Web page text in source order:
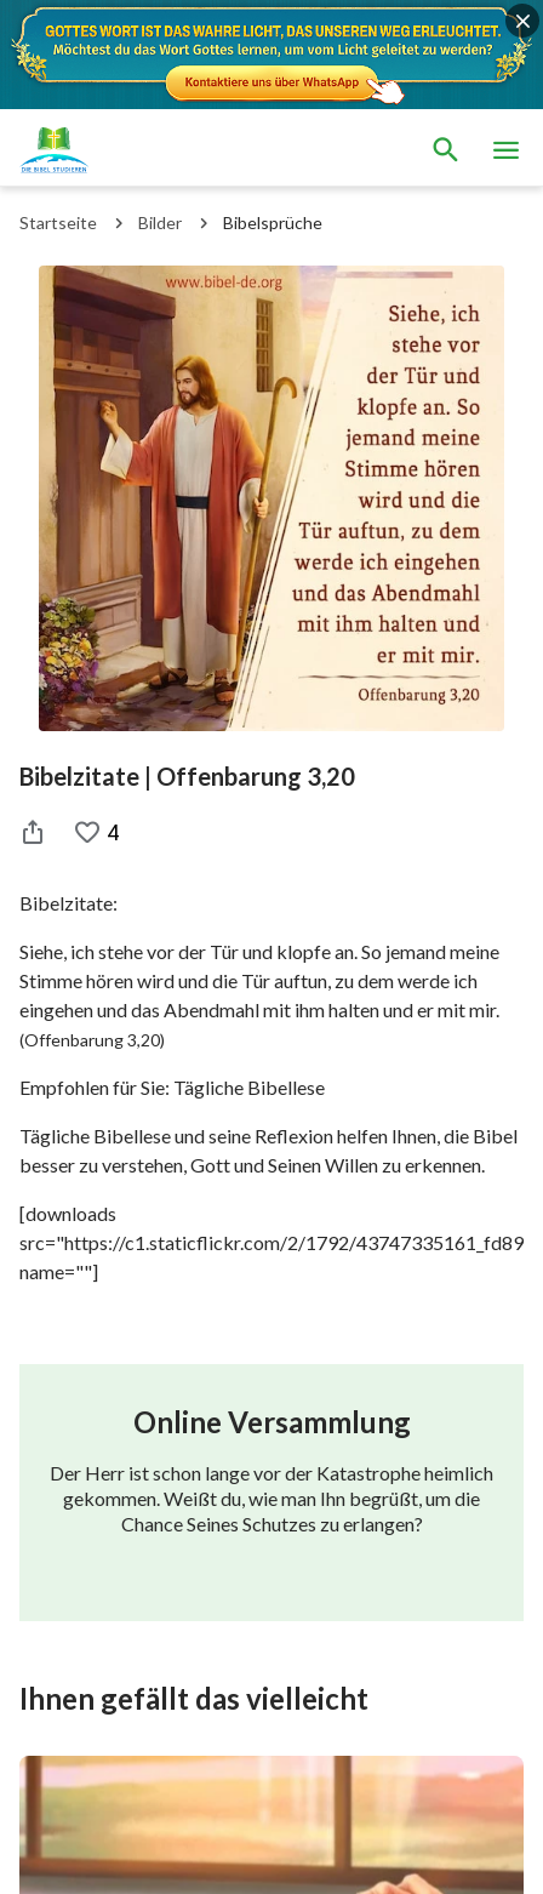
Startseite Bilder Bibelsprüche
Bibelzitate | Offenbarung 3,20
4
Bibelzitate:
Siehe, ich stehe vor der Tür und klopfe an. So jemand meine
Stimme hören wird und die Tür auftun, zu dem werde ich
eingehen und das Abendmahl mit ihm halten und er mit mir.
(Offenbarung 3,20)
Empfohlen für Sie: Tägliche Bibellese
Tägliche Bibellese und seine Reflexion helfen Ihnen, die Bibel
besser zu verstehen, Gott und Seinen Willen zu erkennen.
[downloads
src="https://c1.staticflickr.com/2/1792/
name=""]
Online Versammlung
Der Herr ist schon lange vor der Katastrophe heimlich
gekommen. Weißt du, wie man Ihn begrüßt, um die
Chance Seines Schutzes zu erlangen?
Ihnen gefällt das vielleicht